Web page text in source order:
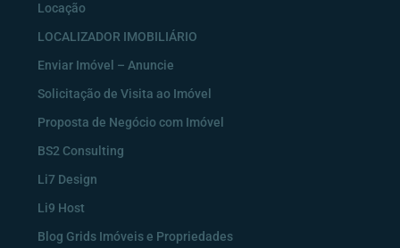
Locação
LOCALIZADOR IMOBILIÁRIO
Enviar Imóvel – Anuncie
Solicitação de Visita ao Imóvel
Proposta de Negócio com Imóvel
BS2 Consulting
Li7 Design
Li9 Host
Blog Grids Imóveis e Propriedades